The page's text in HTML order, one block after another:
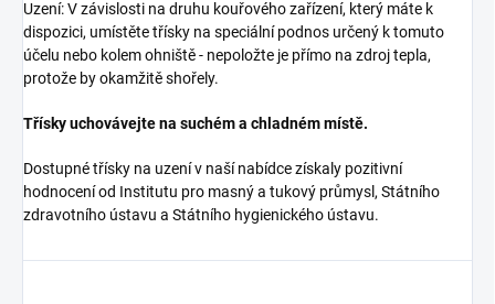
Uzení: V závislosti na druhu kouřového zařízení, který máte k
dispozici, umístěte třísky na speciální podnos určený k tomuto
účelu nebo kolem ohniště - nepoložte je přímo na zdroj tepla,
protože by okamžitě shořely.
Třísky uchovávejte na suchém a chladném místě.
Dostupné třísky na uzení v naší nabídce získaly pozitivní
hodnocení od Institutu pro masný a tukový průmysl, Státního
zdravotního ústavu a Státního hygienického ústavu.